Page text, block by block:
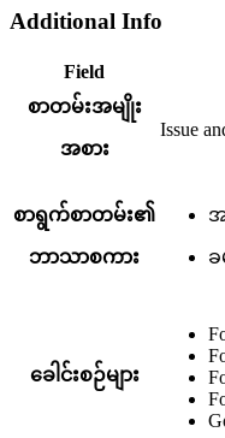
Additional Info
Field
စာတမ်းအမျိုး
အစား
Issue
စာရွက်စာတမ်း၏
ဘာသာစကား
ခေါင်းစဉ်များ